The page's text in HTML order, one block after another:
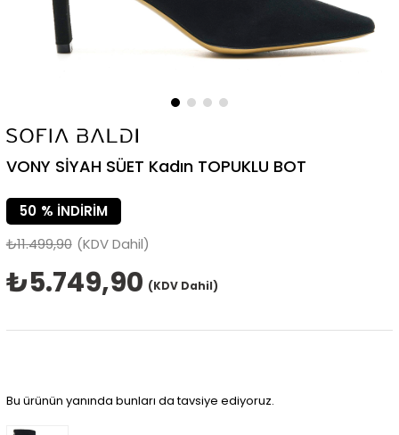
VONY SİYAH SÜET Kadın TOPUKLU BOT
%
50
İNDIRIM
₺11.499,90 (KDV Dahil)
₺5.749,90 (KDV Dahil)
Bu ürünün yanında bunları da tavsiye ediyoruz.